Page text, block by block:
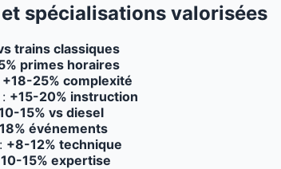
spécialisations valorisées
trains classiques
primes horaires
+18-25% complexité
+15-20% instruction
15% vs diesel
événements
+8-12% technique
15% expertise